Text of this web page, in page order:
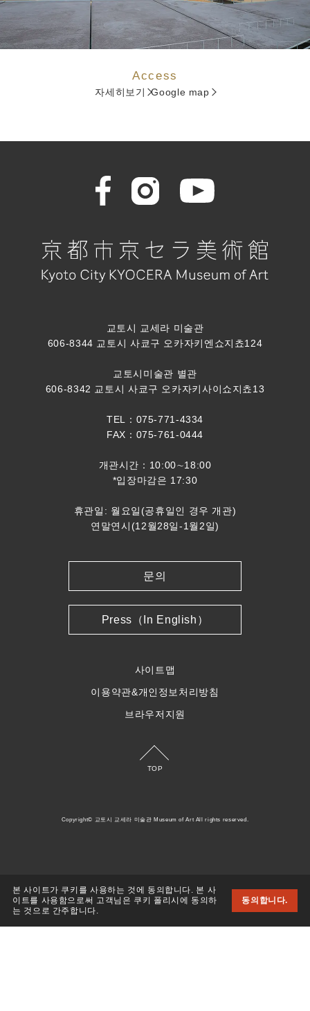
본 사이트가 쿠키를 사용하는 것에 동의합니다. 본 사
이트를 사용함으로써 고객님은 쿠키 폴리시에 동의하
는 것으로 간주합니다.
동의합니다.
Access
자세히보기 Google map
교토시 교세라 미술관
606-8344 교토시 사쿄구 오카자키엔쇼지쵸124
교토시미술관 별관
606-8342 교토시 사쿄구 오카자키사이쇼지쵸13
TEL：075-771-4334
FAX：075-761-0444
개관시간：10:00∼18:00
*입장마감은 17:30
휴관일: 월요일(공휴일인 경우 개관)
연말연시(12월28일-1월2일)
문의
Press（In English）
사이트맵
이용약관&개인정보처리방침
브라우저지원
TOP
Copyright© 교토시 교세라 미술관 Museum of Art All rights reserved.